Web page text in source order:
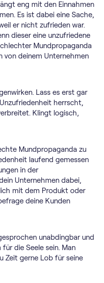
eng mit den Einnahmen
Es ist dabei eine Sache,
er nicht zufrieden war.
dieser eine unzufriedene
Mundpropaganda
von deinem Unternehmen
Lass es erst gar
herrscht,
Klingt logisch,
Mundpropaganda zu
laufend gemessen
in der
Unternehmen dabei,
mit dem Produkt oder
deine Kunden
unabdingbar und
die Seele sein. Man
Zeit gerne Lob für seine